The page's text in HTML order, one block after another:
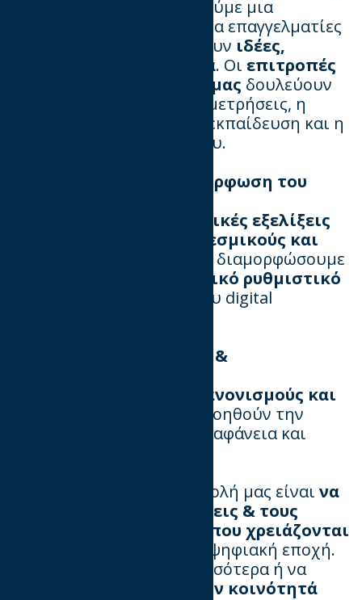
Στο IAB Hellas, δημιουργούμε μια
για επαγγελματίες
που θέλουν να ανταλλάξουν ιδέες,
απόψεις & τεχνογνωσία. Οι επιτροπές
και οι ομάδες εργασίας μας δουλεύουν
πάνω σε θέματα όπως οι μετρήσεις, η
διαφημιστική δαπάνη, η εκπαίδευση και η
αυτορρύθμιση του κλάδου.
Συμμετοχή στη διαμόρφωση του
νομικές εξελίξεις
θεσμικούς και
για να διαμορφώσουμε
δίκαιο και λειτουργικό ρυθμιστικό
για τον χώρο του digital
Βέλτιστες Πρακτικές &
πρότυπα, κανονισμούς και
που βοηθούν την
αγορά να λειτουργεί με διαφάνεια και
, η αποστολή μας είναι να
δίνουμε στις επιχειρήσεις & τους
marketers τα εργαλεία που χρειάζονται
για να πετύχουν στη νέα ψηφιακή εποχή.
Αν θέλεις να μάθεις περισσότερα ή να
έλα στην κοινότητά